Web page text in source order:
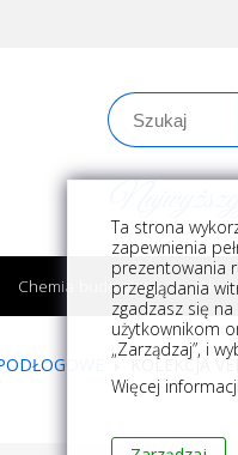
Chemia budowlana
KOLEKCJA
Ta strona
zapewnienia
prezentowania
przeglądania
zgadzasz się
użytkownikom
„Zarządzaj”, i
Więcej